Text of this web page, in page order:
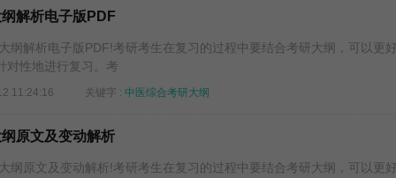
解析电子版PDF
析电子版PDF!考研考生在复习的过程中要结合考研大纲，可以更
对性地进行复习。考
11:24:16 关键字 : 中医综合考研大纲
原文及变动解析
文及变动解析!考研考生在复习的过程中要结合考研大纲，可以更